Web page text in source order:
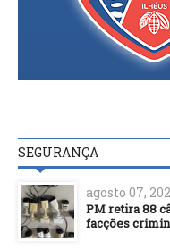
SEGURANÇA
agosto 07,
PM retira 88
facções